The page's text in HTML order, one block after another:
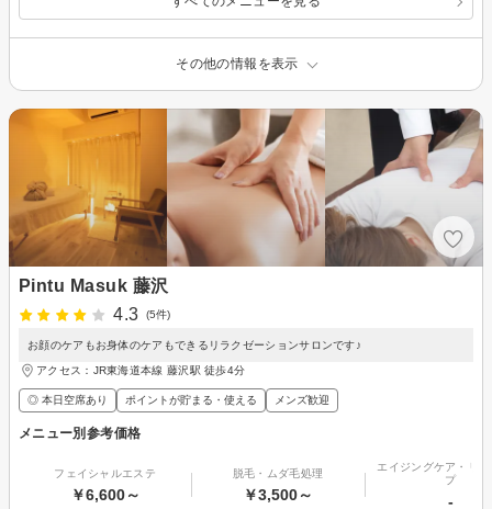
その他の情報を表示
Pintu Masuk 藤沢
4.3
(5件)
お顔のケアもお身体のケアもできるリラクゼーションサロンです♪
アクセス：JR東海道本線 藤沢駅 徒歩4分
◎ 本日空席あり ポイントが貯まる・使える メンズ歓迎
メニュー別参考価格
フェイシャルエステ
￥6,600～
脱毛・ムダ毛処理
￥3,500～
エイジングケア・リ
プ
-